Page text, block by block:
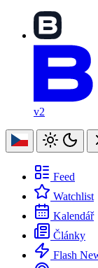
v2
Feed
Watchlist
Kalendář
Články
Flash